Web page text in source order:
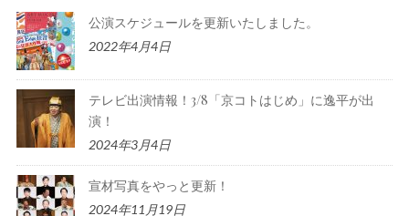
公演スケジュールを更新いたしました。
2022年4月4日
テレビ出演情報！3/8「京コトはじめ」に逸平が出
演！
2024年3月4日
宣材写真をやっと更新！
2024年11月19日